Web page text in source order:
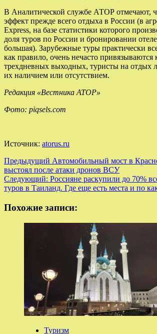
В Аналитической службе АТОР отмечают,
эффект прежде всего отдыха в России (в
Express, на базе статистики которого
доля туров по России и бронировании
большая). Зарубежные туры практически
как правило, очень нечасто привязываются
трехдневных выходных, туристы на отдых
их наличием или отсутствием.
Редакция «Вестника АТОР»
Фото: piqsels.com
Источник: atorus.ru
Навигация
записи
Предыдущий Автомобильный мост в
выстоял после атаки дронов ВСУ
Следующий: Россияне раскупили до 70%
туров в Таиланд. Где еще есть места и по
Похожие записи:
Туризм